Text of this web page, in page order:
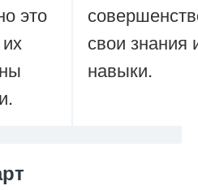
это
свои знания
навыки.